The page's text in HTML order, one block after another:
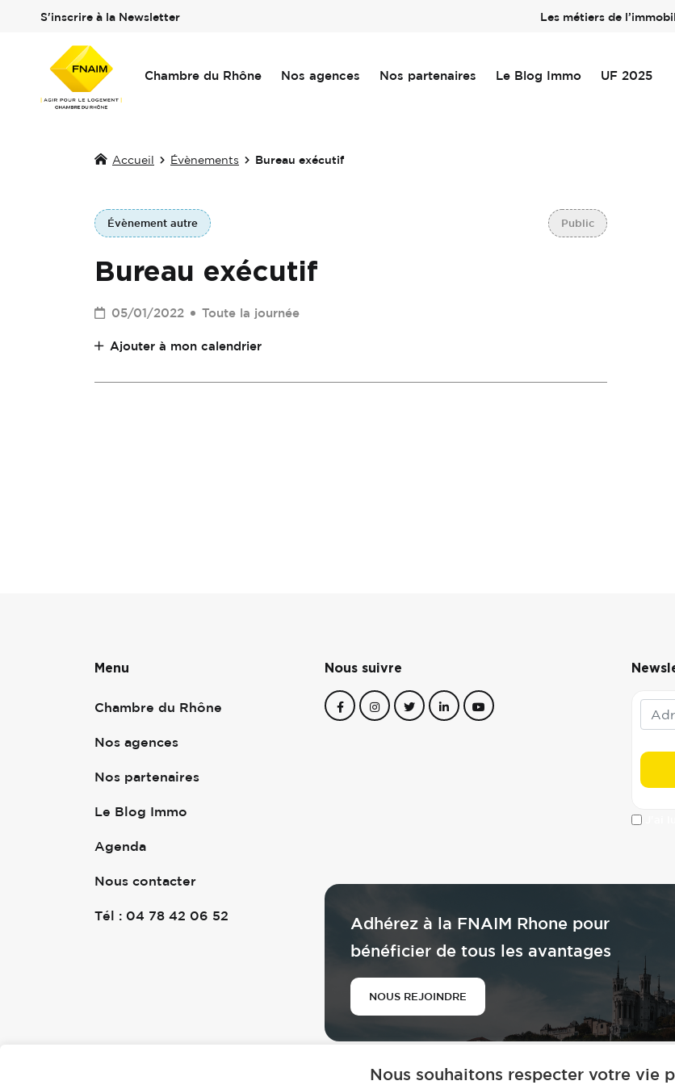
S'inscrire à la Newsletter Les métiers de
Chambre du Rhône Nos agences Nos partenaires Le Blog Immo UF 2025
Accueil Évènements Bureau exécutif
Évènement autre Public
Bureau exécutif
05/01/2022 Toute la journée
Ajouter à mon calendrier
Menu
Chambre du Rhône
Nos agences
Nos partenaires
Le Blog Immo
Agenda
Nous contacter
Tél : 04 78 42 06 52
Nous suivre
Adhérez à la FNAIM Rhone pour
bénéficier de tous les avantages
NOUS REJOINDRE
Nous souhaitons respecter votre vie